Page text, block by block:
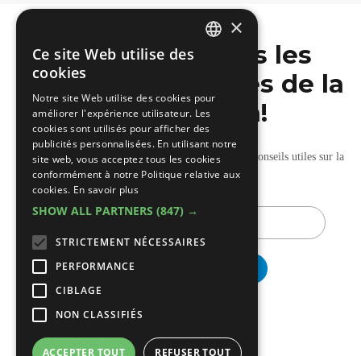
Ne manquez pas les
dernières nouvelles de la
construction!
Recevez nos mises à jour hebdomadaires pleines de conseils utiles sur la
construction et la rénovation.
E-
×
Ce site Web utilise des
cookies
Notre site Web utilise des cookies pour
améliorer l'expérience utilisateur. Les
cookies sont utilisés pour afficher des
publicités personnalisées. En utilisant notre
site web, vous acceptez tous les cookies
conformément à notre Politique relative aux
cookies. En savoir plus
SHOW ALL PARTNERS (847) →
STRICTEMENT NÉCESSAIRES
PERFORMANCE
CIBLAGE
NON CLASSIFIÉS
ACCEPTER TOUT REFUSER TOUT